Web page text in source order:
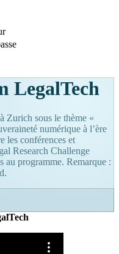
LegalTech
Zurich sous le thème «
numérique à l’ère
les conférences et
Research Challenge
au programme. Remarque :